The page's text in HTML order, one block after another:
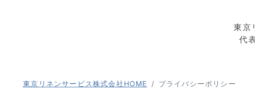
東京
代
東京リネンサービス株式会社HOME プライバシーポリシー